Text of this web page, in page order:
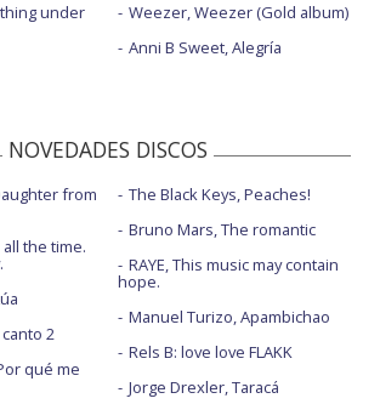
under
Weezer, Weezer (Gold album)
Anni B Sweet, Alegría
NOVEDADES DISCOS
from
the time.
2
qué me
The Black Keys, Peaches!
Bruno Mars, The romantic
RAYE, This music may contain
hope.
Manuel Turizo, Apambichao
Rels B: love love FLAKK
Jorge Drexler, Taracá